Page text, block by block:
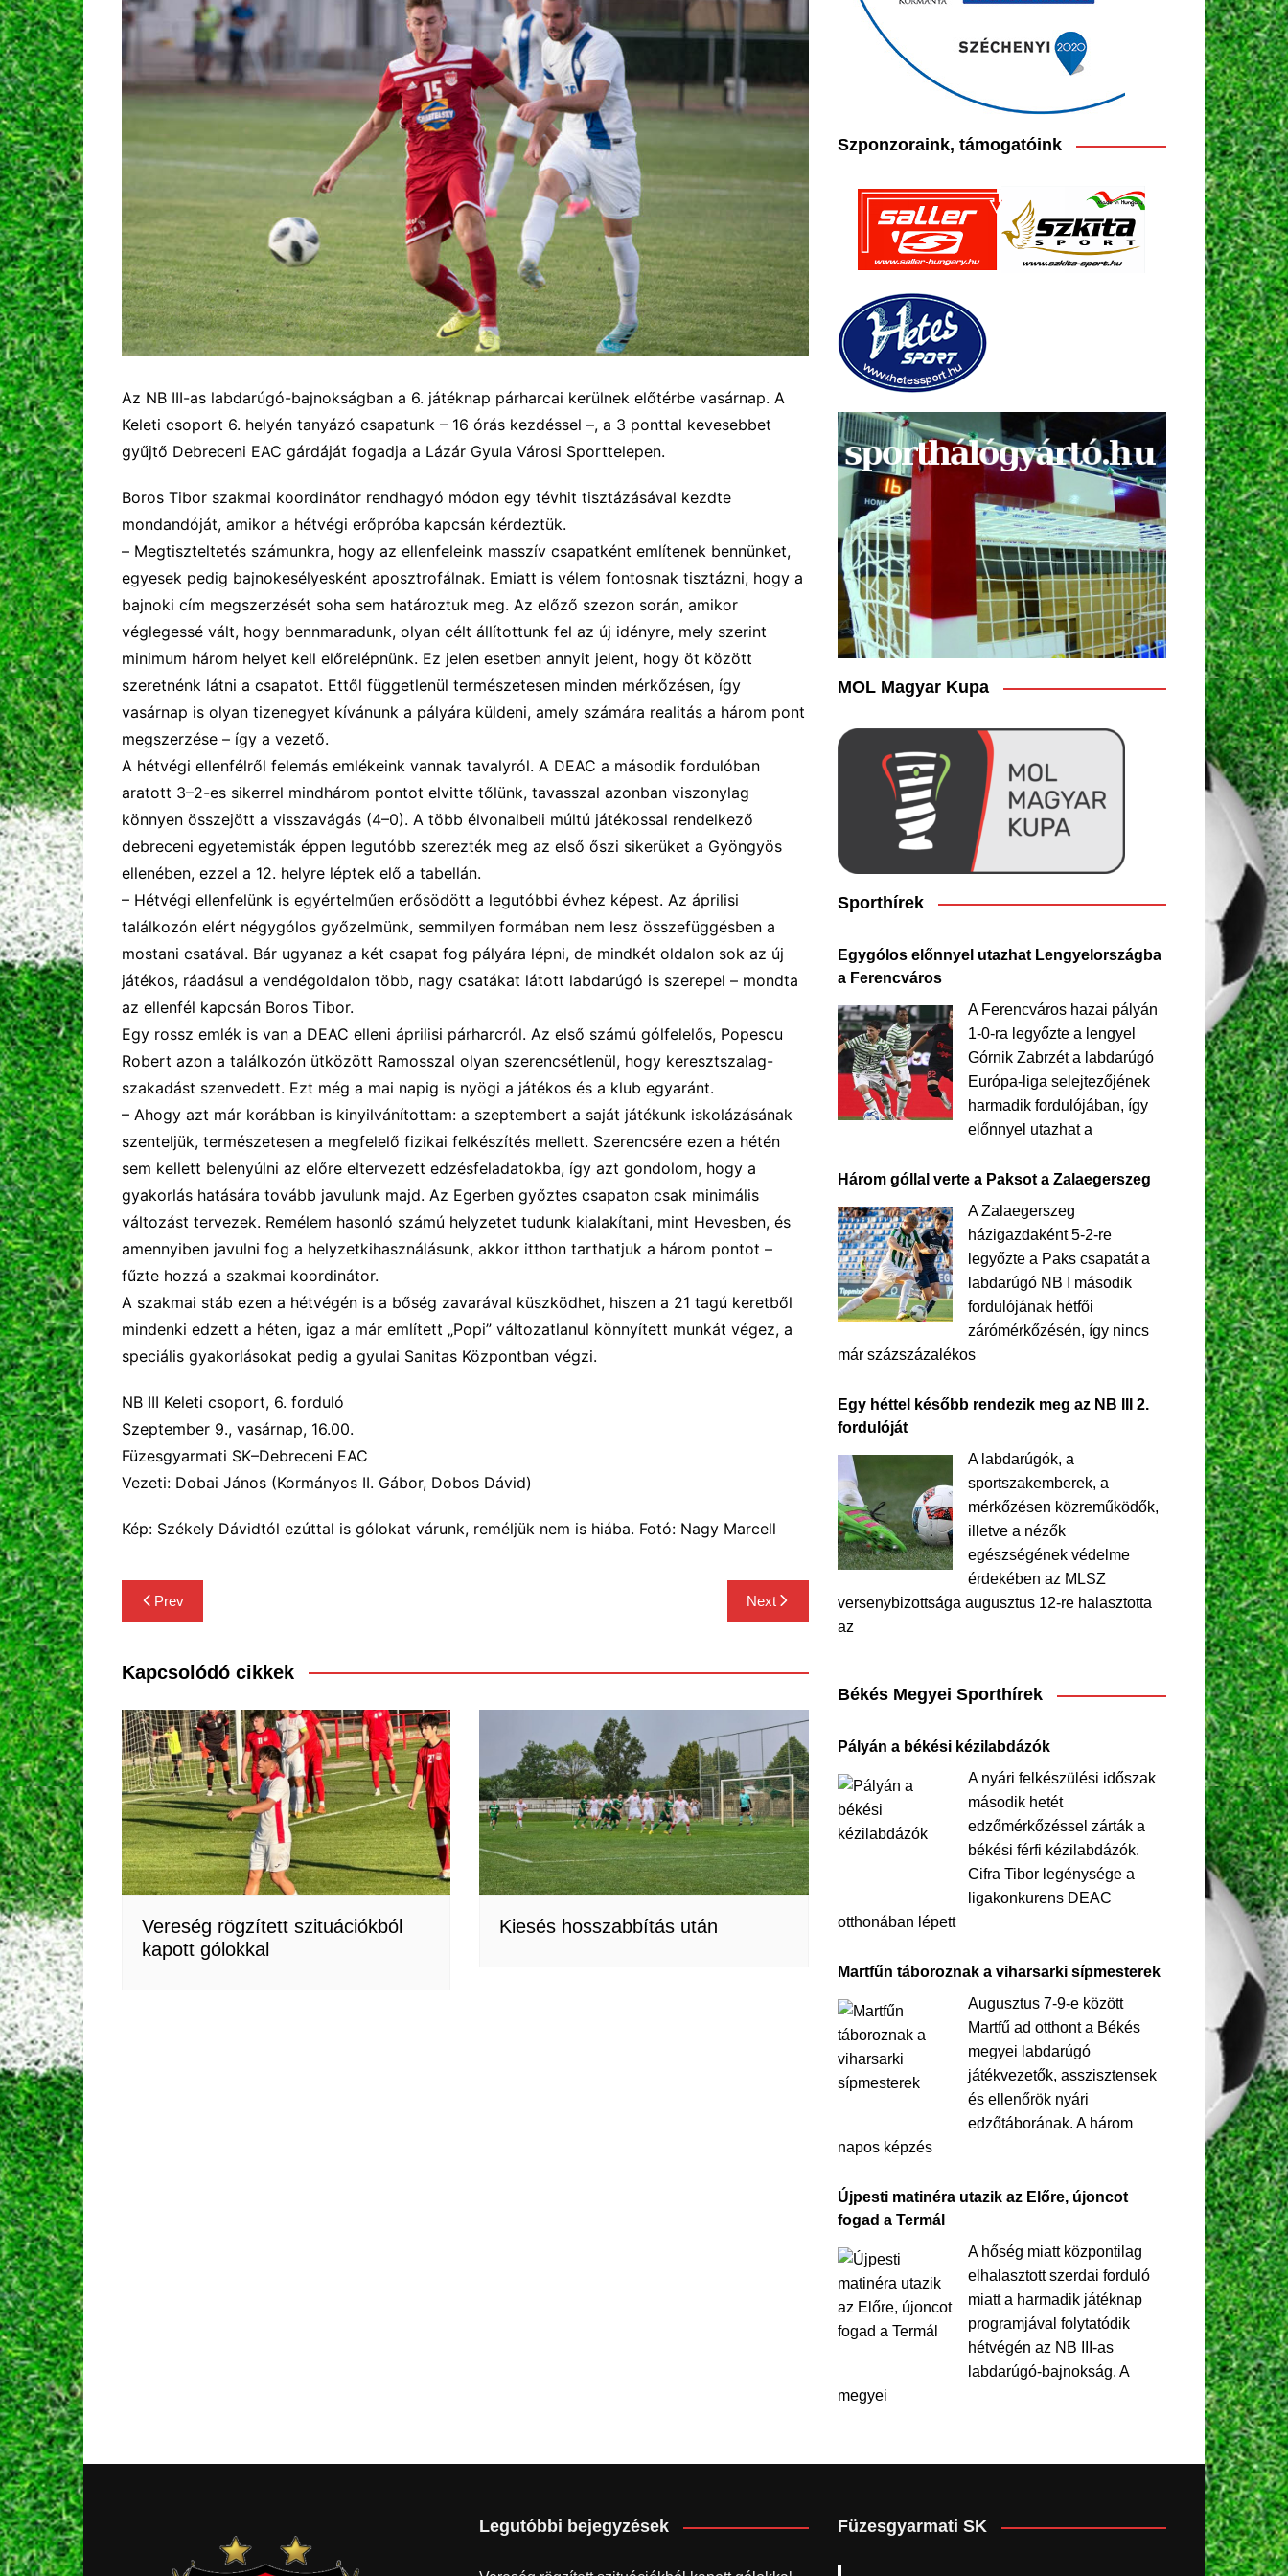
2025
Az NB III-as labdarúgó-bajnokságban a 6. játéknap párharcai kerülnek előtérbe vasárnap. A
Keleti csoport 6. helyén tanyázó csapatunk – 16 órás kezdéssel –, a 3 ponttal kevesebbet
gyűjtő Debreceni EAC gárdáját fogadja a Lázár Gyula Városi Sporttelepen.
Boros Tibor szakmai koordinátor rendhagyó módon egy tévhit tisztázásával kezdte
mondandóját, amikor a hétvégi erőpróba kapcsán kérdeztük.
– Megtiszteltetés számunkra, hogy az ellenfeleink masszív csapatként említenek bennünket,
egyesek pedig bajnokesélyesként aposztrofálnak. Emiatt is vélem fontosnak tisztázni, hogy a
bajnoki cím megszerzését soha sem határoztuk meg. Az előző szezon során, amikor
véglegessé vált, hogy bennmaradunk, olyan célt állítottunk fel az új idényre, mely szerint
minimum három helyet kell előrelépnünk. Ez jelen esetben annyit jelent, hogy öt között
szeretnénk látni a csapatot. Ettől függetlenül természetesen minden mérkőzésen, így
vasárnap is olyan tizenegyet kívánunk a pályára küldeni, amely számára realitás a három pont
megszerzése – így a vezető.
A hétvégi ellenfélről felemás emlékeink vannak tavalyról. A DEAC a második fordulóban
aratott 3–2-es sikerrel mindhárom pontot elvitte tőlünk, tavasszal azonban viszonylag
könnyen összejött a visszavágás (4–0). A több élvonalbeli múltú játékossal rendelkező
debreceni egyetemisták éppen legutóbb szerezték meg az első őszi sikerüket a Gyöngyös
ellenében, ezzel a 12. helyre léptek elő a tabellán.
– Hétvégi ellenfelünk is egyértelműen erősödött a legutóbbi évhez képest. Az áprilisi
találkozón elért négygólos győzelmünk, semmilyen formában nem lesz összefüggésben a
mostani csatával. Bár ugyanaz a két csapat fog pályára lépni, de mindkét oldalon sok az új
játékos, ráadásul a vendégoldalon több, nagy csatákat látott labdarúgó is szerepel – mondta
az ellenfél kapcsán Boros Tibor.
Egy rossz emlék is van a DEAC elleni áprilisi párharcról. Az első számú gólfelelős, Popescu
Robert azon a találkozón ütközött Ramosszal olyan szerencsétlenül, hogy keresztszalag-
szakadást szenvedett. Ezt még a mai napig is nyögi a játékos és a klub egyaránt.
– Ahogy azt már korábban is kinyilvánítottam: a szeptembert a saját játékunk iskolázásának
szenteljük, természetesen a megfelelő fizikai felkészítés mellett. Szerencsére ezen a hétén
sem kellett belenyúlni az előre eltervezett edzésfeladatokba, így azt gondolom, hogy a
gyakorlás hatására tovább javulunk majd. Az Egerben győztes csapaton csak minimális
változást tervezek. Remélem hasonló számú helyzetet tudunk kialakítani, mint Hevesben, és
amennyiben javulni fog a helyzetkihasználásunk, akkor itthon tarthatjuk a három pontot –
fűzte hozzá a szakmai koordinátor.
A szakmai stáb ezen a hétvégén is a bőség zavarával küszködhet, hiszen a 21 tagú keretből
mindenki edzett a héten, igaz a már említett „Popi” változatlanul könnyített munkát végez, a
speciális gyakorlásokat pedig a gyulai Sanitas Központban végzi.
NB III Keleti csoport, 6. forduló
Szeptember 9., vasárnap, 16.00.
Füzesgyarmati SK–Debreceni EAC
Vezeti: Dobai János (Kormányos II. Gábor, Dobos Dávid)
Kép: Székely Dávidtól ezúttal is gólokat várunk, reméljük nem is hiába. Fotó: Nagy Marcell
Bejegyzés
navigáció
Prev Next
Kapcsolódó cikkek
Vereség rögzített szituációkból
kapott gólokkal
Kiesés hosszabbítás után
Szponzoraink, támogatóink
MOL Magyar Kupa
Sporthírek
Egygólos előnnyel utazhat Lengyelországba
a Ferencváros
A Ferencváros hazai pályán
1-0-ra legyőzte a lengyel
Górnik Zabrzét a labdarúgó
Európa-liga selejtezőjének
harmadik fordulójában, így
előnnyel utazhat a
Három góllal verte a Paksot a Zalaegerszeg
A Zalaegerszeg
házigazdaként 5-2-re
legyőzte a Paks csapatát a
labdarúgó NB I második
fordulójának hétfői
zárómérkőzésén, így nincs
már százszázalékos
Egy héttel később rendezik meg az NB III 2.
fordulóját
A labdarúgók, a
sportszakemberek, a
mérkőzésen közreműködők,
illetve a nézők
egészségének védelme
érdekében az MLSZ
versenybizottsága augusztus 12-re halasztotta
az
Békés Megyei Sporthírek
Pályán a békési kézilabdázók
A nyári felkészülési időszak
második hetét
edzőmérkőzéssel zárták a
békési férfi kézilabdázók.
Cifra Tibor legénysége a
ligakonkurens DEAC
otthonában lépett
Martfűn táboroznak a viharsarki sípmesterek
Augusztus 7-9-e között
Martfű ad otthont a Békés
megyei labdarúgó
játékvezetők, asszisztensek
és ellenőrök nyári
edzőtáborának. A három
napos képzés
Újpesti matinéra utazik az Előre, újoncot
fogad a Termál
A hőség miatt központilag
elhalasztott szerdai forduló
miatt a harmadik játéknap
programjával folytatódik
hétvégén az NB III-as
labdarúgó-bajnokság. A
megyei
Legutóbbi bejegyzések Füzesgyarmati SK